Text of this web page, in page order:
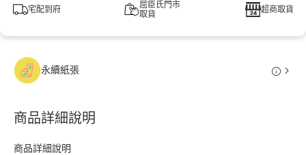
宅配到府
屈臣氏門市
取貨
超商取貨
永續紙張
商品詳細說明
商品詳細說明